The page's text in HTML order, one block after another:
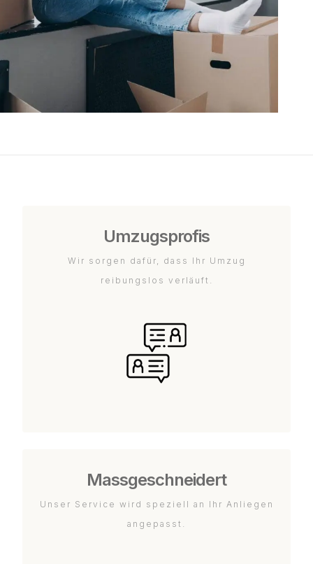
Umzugsprofis
Wir sorgen dafür, dass Ihr Umzug
reibungslos verläuft.
Massgeschneidert
Unser Service wird speziell an Ihr Anliegen
angepasst.